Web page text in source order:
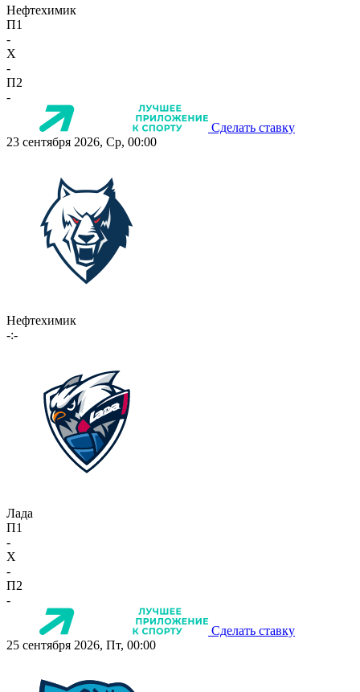
Нефтехимик
П1
-
X
-
П2
-
Сделать ставку
23 сентября 2026, Ср, 00:00
Нефтехимик
-:-
Лада
П1
-
X
-
П2
-
Сделать ставку
25 сентября 2026, Пт, 00:00